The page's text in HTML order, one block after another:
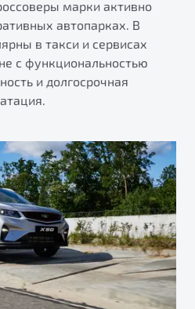
марки активно
автопарках. В
в такси и сервисах
с функциональностью
и долгосрочная